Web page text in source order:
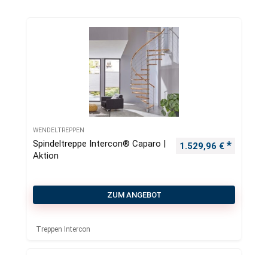
WENDELTREPPEN
Spindeltreppe Intercon® Caparo |
Aktion
1.529,96 €
ZUM ANGEBOT
Treppen Intercon